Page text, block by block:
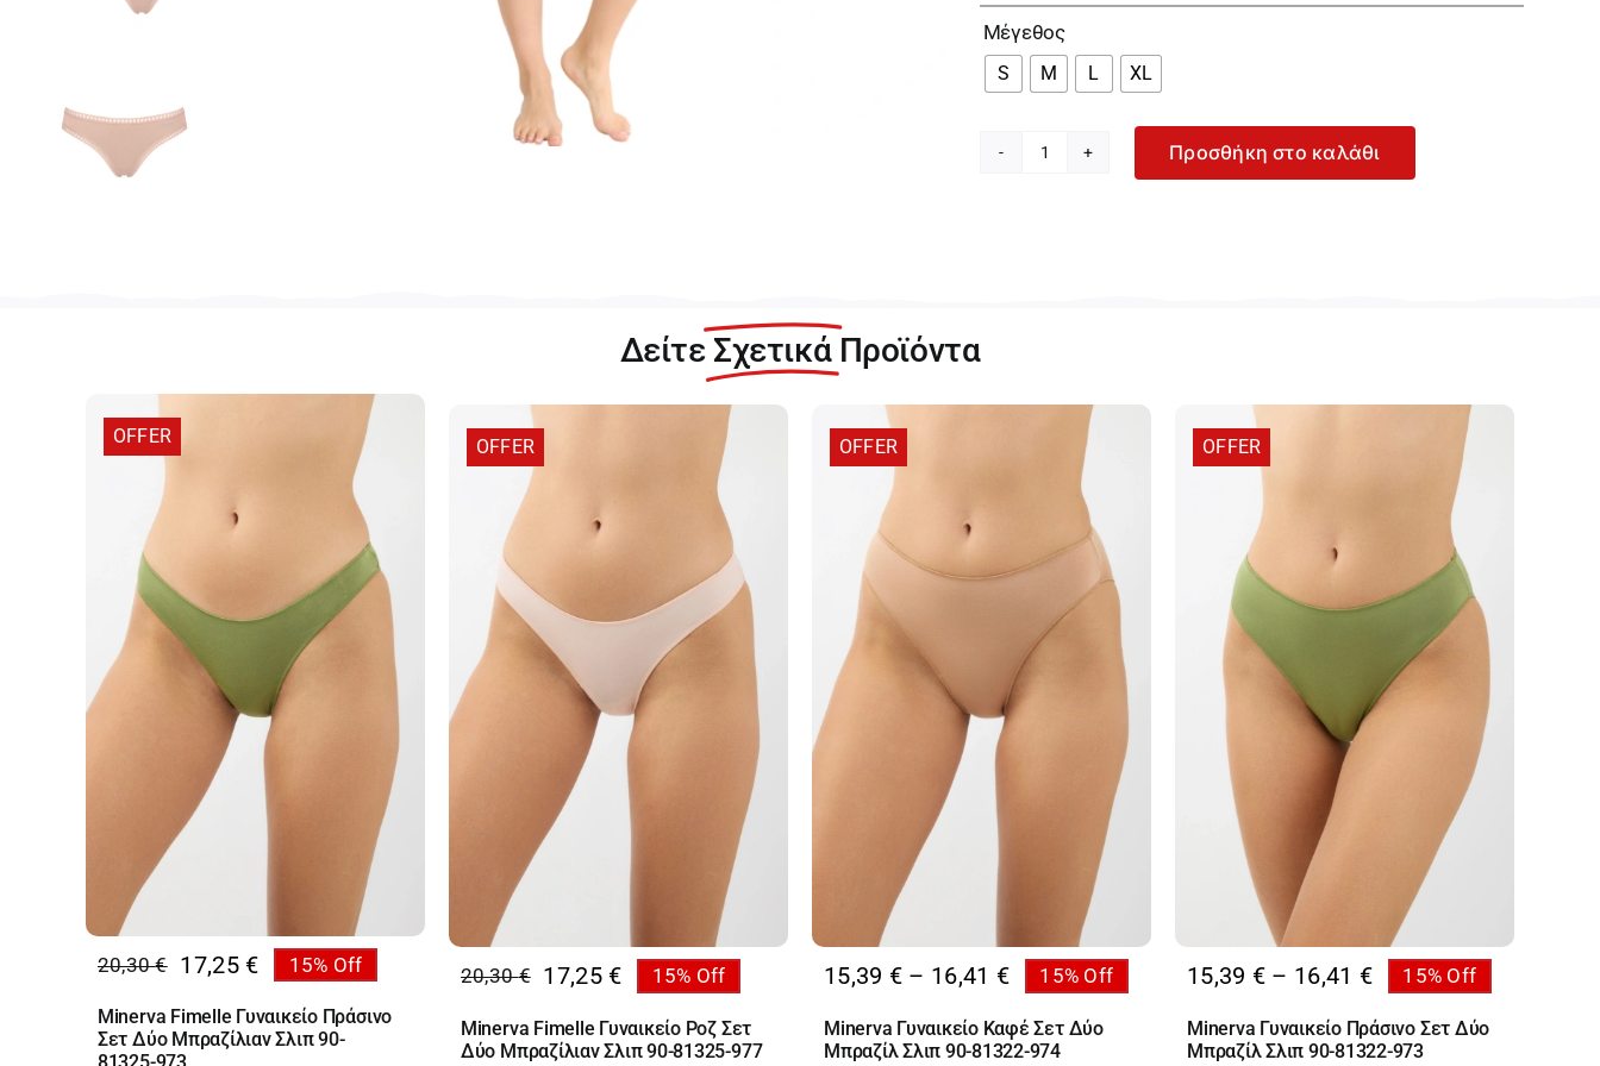
Μέγεθος
S M L XL
Sloggi
Σλιπ
10219682-
00ME
ποσότητα
Προσθήκη στο καλάθι
Δείτε Σχετικά Προϊόντα
OFFER
20,30€
Original
price
was:
17,25 €
Η
τρέχουσα
τιμή
15% Off
Minerva Fimelle Γυναικείο Πράσινο
Σετ Δύο Μπραζίλιαν Σλιπ 90-
OFFER
20,30€
Original
price
was:
17,25 €
Η
τρέχουσα
τιμή
15% Off
Minerva Fimelle Γυναικείο Ροζ Σετ
Δύο Μπραζίλιαν Σλιπ 90-81325-977
OFFER
15,39 € – 16,41 €Price
15,39 €
15% Off
Minerva Γυναικείο Καφέ Σετ Δύο
Μπραζίλ Σλιπ 90-81322-974
OFFER
15,39 € – 16,41 €Price
15,39 €
15% Off
Minerva Γυναικείο Πράσινο Σετ Δύο
Μπραζίλ Σλιπ 90-81322-973